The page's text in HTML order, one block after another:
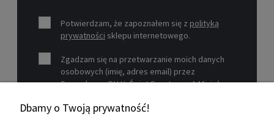
Potwierdzam, że zapoznałem się z polityką
prywatności sklepu internetowego.
Zgadzam się na przetwarzanie moich danych
osobowych (imię, adres email) przez
Sprzedawcę P.H.U. Świat Sportu s.c. A.Mizioł,
19-26-977 w celu marketingowym.
Dbamy o Twoją prywatność!